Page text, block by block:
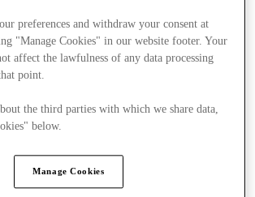
preferences and withdraw your consent at
"Manage Cookies" in our website footer. Your
affect the lawfulness of any data processing
point.
the third parties with which we share data,
below.
Manage Cookies